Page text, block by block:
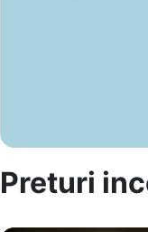
Preturi